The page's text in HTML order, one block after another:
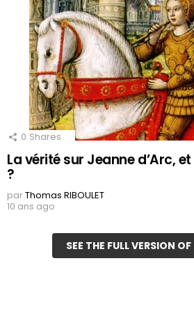
0 Shares
La vérité sur Jeanne d’Arc,
?
parThomas RIBOULET
10 ans ago
SEE THE FULL VERSION